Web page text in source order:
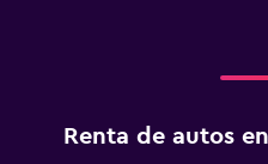
Renta de autos